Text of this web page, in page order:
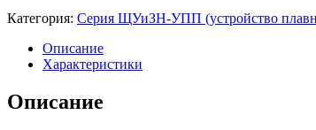
Категория: Серия ЩУиЗН-УПП (устройство
Описание
Характеристики
Описание